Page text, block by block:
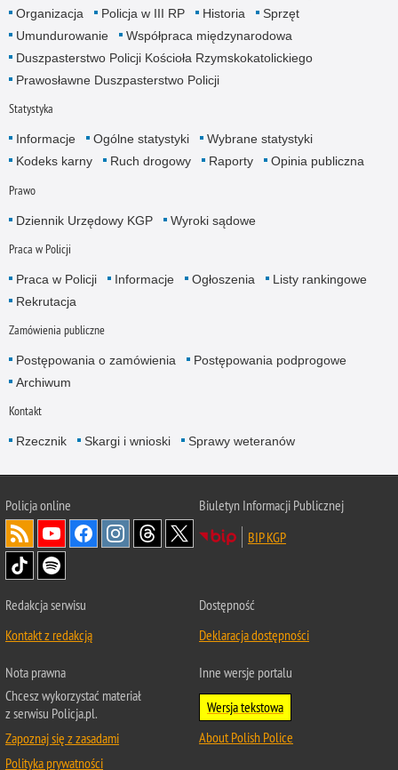
Organizacja
Policja w III RP Historia
Sprzęt
Umundurowanie
Współpraca międzynarodowa
Duszpasterstwo Policji Kościoła Rzymskokatolickiego
Prawosławne Duszpasterstwo Policji
Statystyka
Informacje Ogólne statystyki
Wybrane statystyki
Kodeks karny
Ruch drogowy Raporty Opinia publiczna
Prawo
Dziennik Urzędowy KGP Wyroki sądowe
Praca w Policji
Praca w Policji Informacje Ogłoszenia
Listy rankingowe
Rekrutacja
Zamówienia publiczne
Postępowania o zamówienia
Postępowania podprogowe
Archiwum
Kontakt
Rzecznik Skargi i wnioski Sprawy weteranów
Policjaonline
Biuletyn Informacji Publicznej
BIP KGP
Redakcja serwisu
Kontakt z redakcją
Dostępność
Deklaracja dostępności
Nota prawna
Chcesz wykorzystać materiał
z serwisu Policja.pl.
Zapoznaj się z zasadami
Polityka prywatności
Inne wersje portalu
Wersja tekstowa
About Polish Police